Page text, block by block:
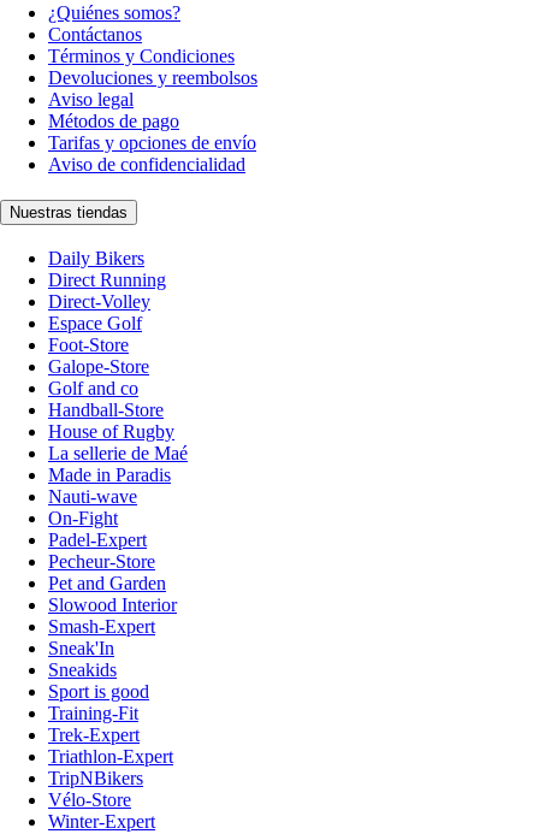
¿Quiénes somos?
Contáctanos
Términos y Condiciones
Devoluciones y reembolsos
Aviso legal
Métodos de pago
Tarifas y opciones de envío
Aviso de confidencialidad
Nuestras tiendas
Daily Bikers
Direct Running
Direct-Volley
Espace Golf
Foot-Store
Galope-Store
Golf and co
Handball-Store
House of Rugby
La sellerie de Maé
Made in Paradis
Nauti-wave
On-Fight
Padel-Expert
Pecheur-Store
Pet and Garden
Slowood Interior
Smash-Expert
Sneak'In
Sneakids
Sport is good
Training-Fit
Trek-Expert
Triathlon-Expert
TripNBikers
Vélo-Store
Winter-Expert